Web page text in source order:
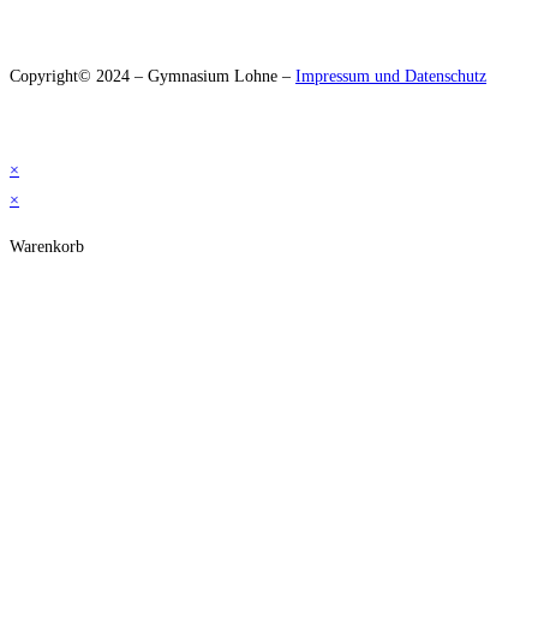
Copyright© 2024 – Gymnasium Lohne – Impressum und Datenschutz
×
×
Warenkorb